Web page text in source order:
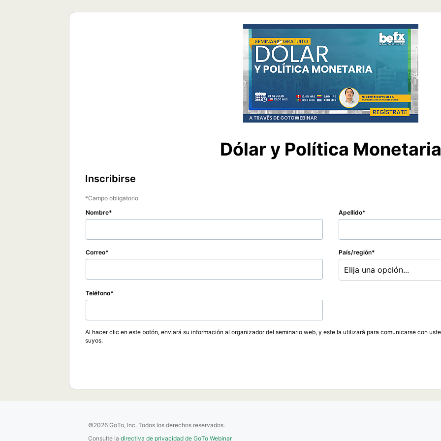
Dólar y Política Monetaria
Inscribirse
Campo obligatorio
Nombre
Apellido
Correo País/región
Elija una opción...
Teléfono
Al hacer clic en este botón, enviará su información al organizador del seminario web, y este la utilizará para comunicarse con
suyos.
©2026 GoTo, Inc. Todos los derechos reservados.
Consulte la directiva de privacidad de GoTo Webinar